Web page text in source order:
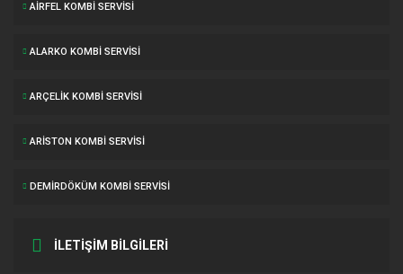
AIRFEL KOMBI SERVISI
ALARKO KOMBI SERVISI
ARÇELIK KOMBI SERVISI
ARISTON KOMBI SERVISI
DEMIRDÖKÜM KOMBI SERVISI
İLETİŞİM BİLGİLERİ